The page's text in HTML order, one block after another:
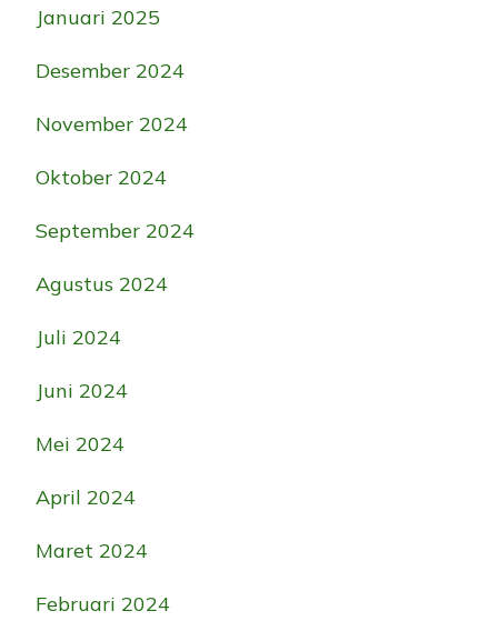
Januari 2025
Desember 2024
November 2024
Oktober 2024
September 2024
Agustus 2024
Juli 2024
Juni 2024
Mei 2024
April 2024
Maret 2024
Februari 2024